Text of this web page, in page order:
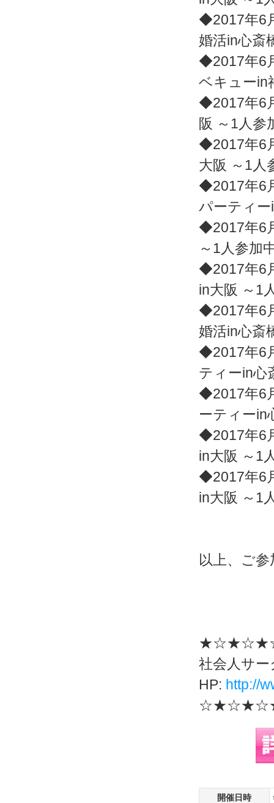
◆2017年6
婚活in心斎
◆2017年6
ベキューin
◆2017年6
阪 ～1人参
◆2017年6
大阪 ～1人
◆2017年6
パーティー
◆2017年6
～1人参加
◆2017年6
in大阪 ～1
◆2017年6
婚活in心斎
◆2017年6
ティーin心
◆2017年6
ーティーin
◆2017年6
in大阪 ～1
◆2017年6
in大阪 ～1
以上、ご
社会人サ
HP: http://
開催日時